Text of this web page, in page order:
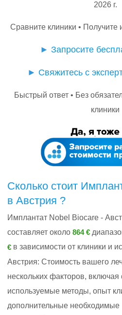
2026 г.
Сравните клиники •
► Запросите
► Свяжитесь с
Быстрый ответ • Без
клиники
Сколько стоит
в Австрия ?
Имплантат Nobel Biocare -
составляет около 864 €
€ в зависимости от клиники и
Австрия: Стоимость вашего
нескольких факторов, включая
используемые методы, опыт
дополнительные необходимые